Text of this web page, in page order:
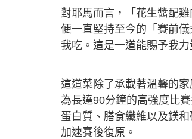
對耶馬而言，「花生醬配
便一直堅持至今的「賽前
我吃。這是一道能賜予我力
這道菜除了承載著溫馨的
為長達90分鐘的高強度比
蛋白質、膳食纖維以及鎂
加速賽後復原。